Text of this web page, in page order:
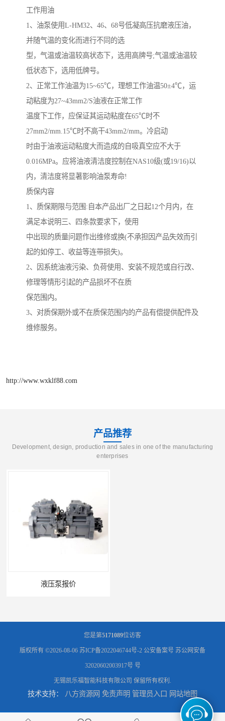
工作用油
1、油泵使用L-HM32、 46、 68号低凝高压抗磨液压油，
并随气温的变化而进行不同的选
型，气温或油温较高状态下，选用高牌号;气温或油温较
低状态下，选用低牌号。
2、正常工作油温为15~65℃，理想工作油温50±4℃，运
动粘度为27~43mm2/S油液在正常工作
温度下工作，应保证其运动粘度在65℃时不
27mm2/mm.15℃时不高干43mm2/mm。冷启动
时由于油液运动粘度大而造成的自吸真空应不大于
0.016MPa。应将油液清洁度控制在NAS10级(或19/16)以
内，清洁度将显著影响油泵寿命!
质保内容
1、质保期限与范围: 自本产品出厂之日起12个月内，在
满足本说明三、四条款要求下，使用
中出现的质量问题作出维修或换(不承担因产品失效而引
起的如停工、收益等连带损失)。
2、因系统油液污染、负荷使用、安装不规范或自行改、
修理等情形引起的产品损坏不在质
保范围内。
3、对质保期外或不在质保范围内的产品有偿提供配件及
维修服务。
http://www.wxklf88.com
产品推荐
Development, design, production and sales in one of the manufacturing
enterprises
液压泵报价
液压泵 柱塞泵价格
您是第5171089位访客
版权所有 ©2026-08-06 苏ICP备2022046744号-2 公安备案号 苏公网安备
32020602003917号 号
无锡凯乐福智能科技有限公司 保留所有权利.
技术支持： 八方资源网 免责声明 管理员入口 网站地图